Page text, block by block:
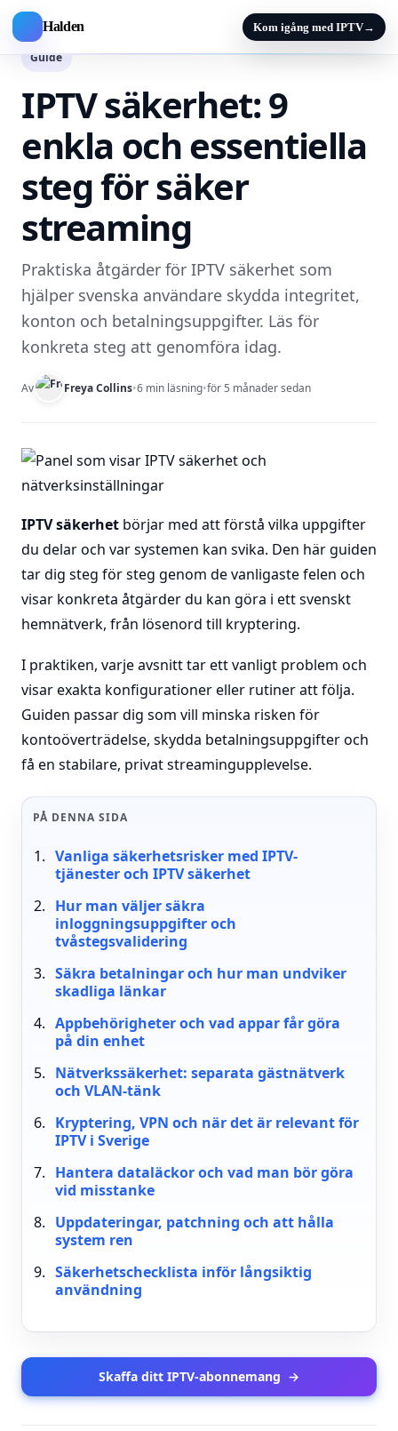
Halden Kom igång med IPTV→
Guide
IPTV säkerhet: 9
enkla och essentiella
steg för säker
streaming
Praktiska åtgärder för IPTV säkerhet som
hjälper svenska användare skydda integritet,
konton och betalningsuppgifter. Läs för
konkreta steg att genomföra idag.
Av Freya Collins•6 min läsning•för 5 månader sedan
IPTV säkerhet börjar med att förstå vilka uppgifter
du delar och var systemen kan svika. Den här guiden
tar dig steg för steg genom de vanligaste felen och
visar konkreta åtgärder du kan göra i ett svenskt
hemnätverk, från lösenord till kryptering.
I praktiken, varje avsnitt tar ett vanligt problem och
visar exakta konfigurationer eller rutiner att följa.
Guiden passar dig som vill minska risken för
kontoöverträdelse, skydda betalningsuppgifter och
få en stabilare, privat streamingupplevelse.
PÅ DENNA SIDA
Vanliga säkerhetsrisker med IPTV-
tjänester och IPTV säkerhet
Hur man väljer säkra
inloggningsuppgifter och
tvåstegsvalidering
Säkra betalningar och hur man undviker
skadliga länkar
Appbehörigheter och vad appar får göra
på din enhet
Nätverkssäkerhet: separata gästnätverk
och VLAN-tänk
Kryptering, VPN och när det är relevant för
IPTV i Sverige
Hantera dataläckor och vad man bör göra
vid misstanke
Uppdateringar, patchning och att hålla
system ren
Säkerhetschecklista inför långsiktig
användning
Skaffa ditt IPTV-abonnemang →